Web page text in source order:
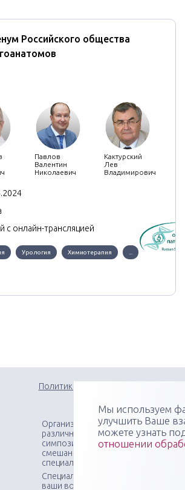
Российского общества
Павлов
Валентин
Николаевич
Кактурский
Лев
Владимирович
с онлайн-трансляцией
Урология Химиотерапия ...
Политика конфиденциальности
Организация научно-практических
различного профиля: конгрессов,
симпозиумов, вебинаров, мастер-
смешанных форматах, повышающих
специалистов
Специалисты "Медикал Сити Групп"
ваши вопросы
Мы используем
улучшить Ваше
можете узнать
отношении